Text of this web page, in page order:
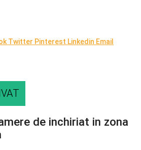
Twitter Pinterest Linkedin Email
de inchiriat in zona